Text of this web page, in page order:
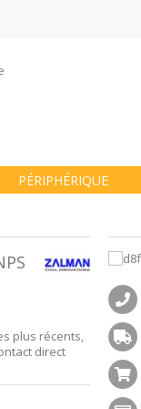
PÉRIPHÉRIQUE
plus récents,
direct